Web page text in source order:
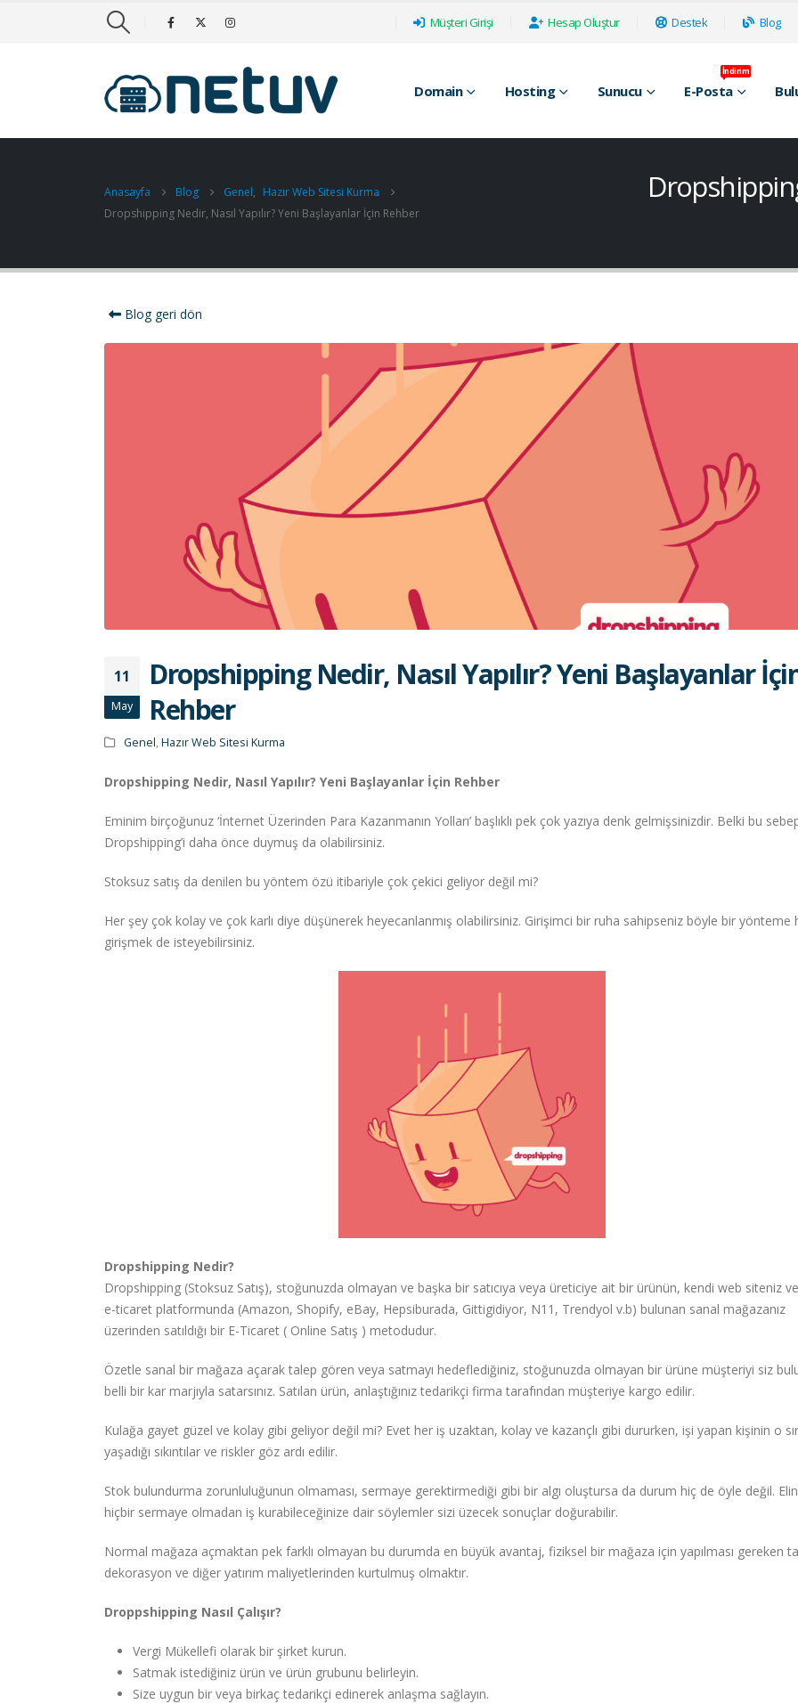
Müşteri Girişi Hesap Oluştur Destek Blog
Domain Hosting Sunucu E-Posta
İndirim
Anasayfa Blog Genel, Hazır Web Sitesi Kurma
Dropshipping Nedir, Nasıl Yapılır? Yeni Başlayanlar İçin Rehber
Blog geri dön
11
May
Dropshipping Nedir, Nasıl Yapılır? Yeni Başlayanlar
Rehber
Genel,Hazır Web Sitesi Kurma
Dropshipping Nedir, Nasıl Yapılır? Yeni Başlayanlar İçin Rehber
Eminim birçoğunuz ‘İnternet Üzerinden Para Kazanmanın Yolları’ başlıklı pek çok yazıya denk gelmişsinizdir. Belki bu
Dropshipping’i daha önce duymuş da olabilirsiniz.
Stoksuz satış da denilen bu yöntem özü itibariyle çok çekici geliyor değil mi?
Her şey çok kolay ve çok karlı diye düşünerek heyecanlanmış olabilirsiniz. Girişimci bir ruha sahipseniz böyle bir yönteme
girişmek de isteyebilirsiniz.
Dropshipping Nedir?
Dropshipping (Stoksuz Satış), stoğunuzda olmayan ve başka bir satıcıya veya üreticiye ait bir ürünün, kendi web siteniz
e-ticaret platformunda (Amazon, Shopify, eBay, Hepsiburada, Gittigidiyor, N11, Trendyol v.b) bulunan sanal mağazanız
üzerinden satıldığı bir E-Ticaret ( Online Satış ) metodudur.
Özetle sanal bir mağaza açarak talep gören veya satmayı hedeflediğiniz, stoğunuzda olmayan bir ürüne müşteriyi siz
belli bir kar marjıyla satarsınız. Satılan ürün, anlaştığınız tedarikçi firma tarafından müşteriye kargo edilir.
Kulağa gayet güzel ve kolay gibi geliyor değil mi? Evet her iş uzaktan, kolay ve kazançlı gibi dururken, işi yapan kişinin o
yaşadığı sıkıntılar ve riskler göz ardı edilir.
Stok bulundurma zorunluluğunun olmaması, sermaye gerektirmediği gibi bir algı oluştursa da durum hiç de öyle değil.
hiçbir sermaye olmadan iş kurabileceğinize dair söylemler sizi üzecek sonuçlar doğurabilir.
Normal mağaza açmaktan pek farklı olmayan bu durumda en büyük avantaj, fiziksel bir mağaza için yapılması gereken
dekorasyon ve diğer yatırım maliyetlerinden kurtulmuş olmaktır.
Droppshipping Nasıl Çalışır?
Vergi Mükellefi olarak bir şirket kurun.
Satmak istediğiniz ürün ve ürün grubunu belirleyin.
Size uygun bir veya birkaç tedarikçi edinerek anlaşma sağlayın.